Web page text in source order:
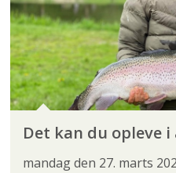
Det kan du opleve i
mandag den 27. marts